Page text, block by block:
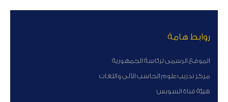
روابط هامة
الموقع الرسمى لرئاسة الجمهورية
مركز تدريب علوم الحاسب الآلى واللغات
هيئة قناة السوبس